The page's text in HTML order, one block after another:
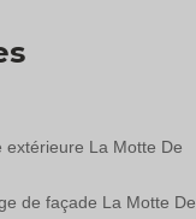
extérieure La Motte De
de façade La Motte De